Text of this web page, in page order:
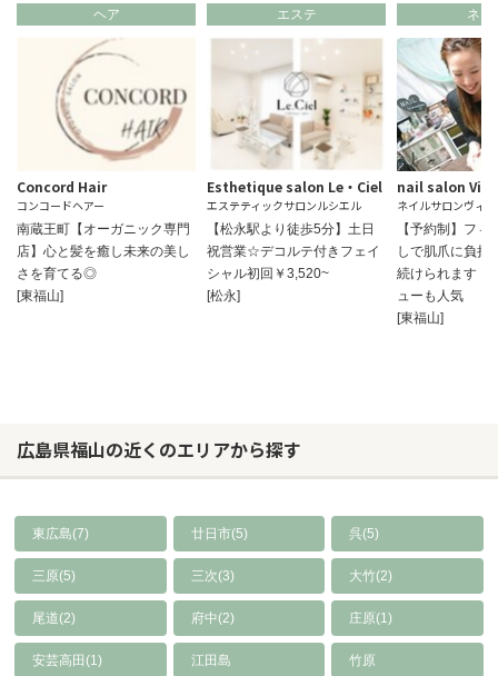
ヘア
Concord Hair
コンコードヘアー
南蔵王町【オーガニック専門
店】心と髪を癒し未来の美し
さを育てる◎
[東福山]
エステ
Esthetique salon Le・Ciel
エステティックサロンルシエル
【松永駅より徒歩5分】土日
祝営業☆デコルテ付きフェイ
シャル初回￥3,520~
[松永]
ネイ
nail salon
ネイルサロンヴィ
【予約制】フ
しで肌爪に負担
続けられます！
ューも人気
[東福山]
広島県福山の近くのエリアから探す
東広島(7) 廿日市(5) 呉(5)
三原(5) 三次(3) 大竹(2)
尾道(2) 府中(2) 庄原(1)
安芸高田(1) 江田島 竹原